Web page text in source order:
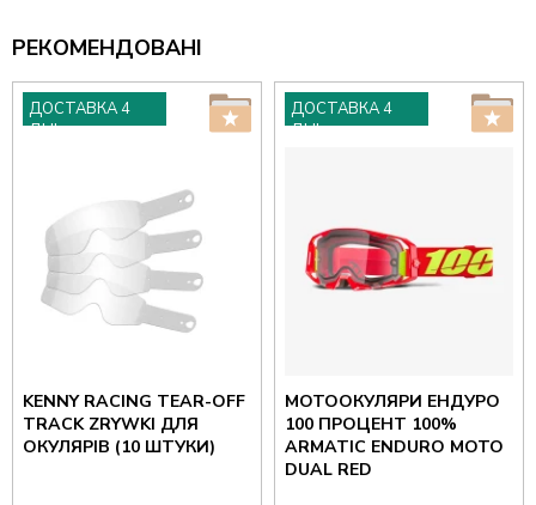
РЕКОМЕНДОВАНІ
ДОСТАВКА 4
ДНІ
KENNY RACING TEAR-OFF
TRACK ZRYWKI ДЛЯ
ОКУЛЯРІВ (10 ШТУКИ)
ДОСТАВКА 4
ДНІ
МОТООКУЛЯРИ ЕНДУРО
100 ПРОЦЕНТ 100%
ARMATIC ENDURO MOTO
DUAL RED